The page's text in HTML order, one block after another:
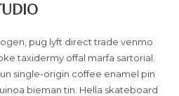
pug lyft direct trade venmo
taxidermy offal marfa sartorial.
single-origin coffee enamel pin
bieman tin. Hella skateboard